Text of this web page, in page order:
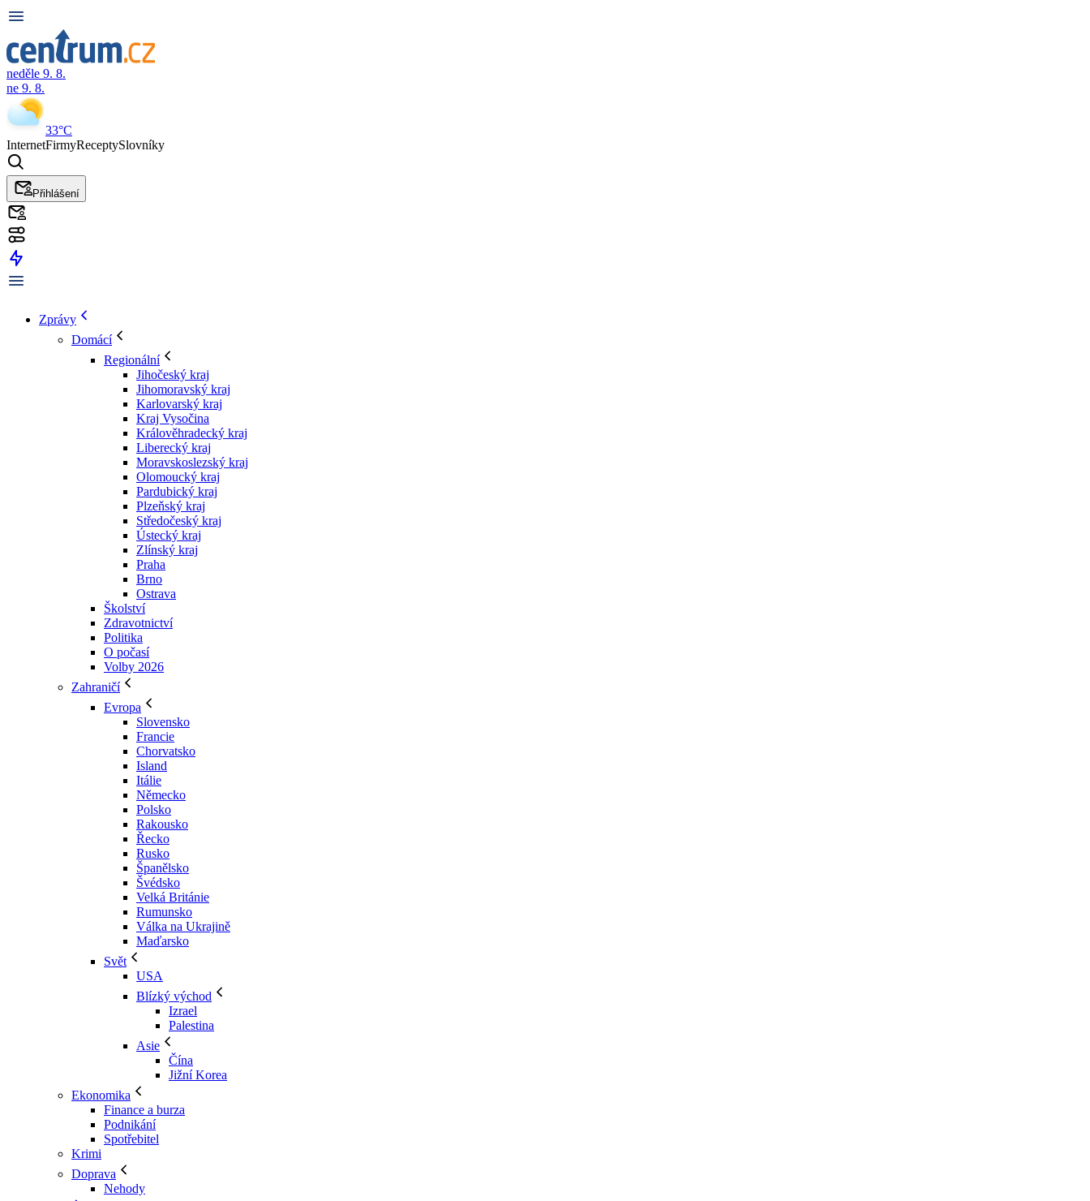
neděle 9. 8.
ne 9. 8.
33°C
InternetFirmyReceptySlovníky
Přihlášení
Zprávy
Domácí
Regionální
Jihočeský kraj
Jihomoravský kraj
Karlovarský kraj
Kraj Vysočina
Králověhradecký kraj
Liberecký kraj
Moravskoslezský kraj
Olomoucký kraj
Pardubický kraj
Plzeňský kraj
Středočeský kraj
Ústecký kraj
Zlínský kraj
Praha
Brno
Ostrava
Školství
Zdravotnictví
Politika
O počasí
Volby 2026
Zahraničí
Evropa
Slovensko
Francie
Chorvatsko
Island
Itálie
Německo
Polsko
Rakousko
Řecko
Rusko
Španělsko
Švédsko
Velká Británie
Rumunsko
Válka na Ukrajině
Maďarsko
Svět
USA
Blízký východ
Izrael
Palestina
Asie
Čína
Jižní Korea
Ekonomika
Finance a burza
Podnikání
Spotřebitel
Krimi
Doprava
Nehody